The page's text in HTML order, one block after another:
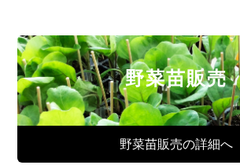
野菜苗販売
野菜苗販売の詳細へ